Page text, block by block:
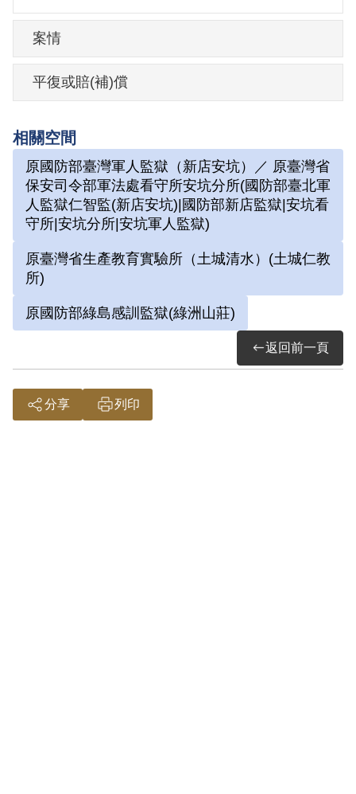
年11月19日感化開釋，還押新店監獄執行
殘刑。
第二案：依(72)障判字第22號判決書，案發
獨立運動所賦予之任務業已失敗，議會鬥
爭與暴力鬥爭必須立即展開」。1983年經
《懲治叛亂條例》第7條「以文字為有利於
叛徒之宣傳」判處有期徒刑5年。1988年3
月25日假釋。
其於2001年1月向補償基金會提出申請，
2003年6月經第3屆第7次董監事會審核通過
予以補償。第一案補償理由為原裁定以其
於1978年間書寫反動文字，而予交付感化3
年，屬言論思想層次問題，故認本案非有
實據。第二案補償理由為原判決認定其以
案情
平復或賠(補)償
相關空間
原國防部臺灣軍人監獄（新店安坑）／ 原臺灣省
保安司令部軍法處看守所安坑分所(國防部臺北軍
人監獄仁智監(新店安坑)|國防部新店監獄|安坑看
守所|安坑分所|安坑軍人監獄)
原臺灣省生產教育實驗所（土城清水）(土城仁教
所)
原國防部綠島感訓監獄(綠洲山莊)
返回前一頁
分享 列印